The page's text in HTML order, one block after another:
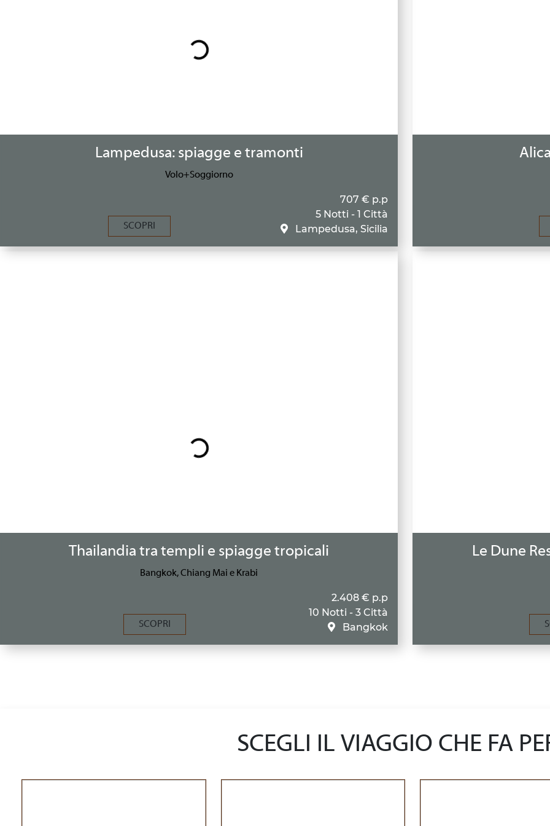
Lampedusa: spiagge e tramonti
Volo+Soggiorno
SCOPRI
707 € p.p
5 Notti - 1 Città
Lampedusa, Sicilia
Thailandia tra templi e spiagge tropicali
Bangkok, Chiang Mai e Krabi
SCOPRI
2.408 € p.p
10 Notti - 3 Città
Bangkok
Le Dune
SCEGLI IL VIAGGIO CHE FA